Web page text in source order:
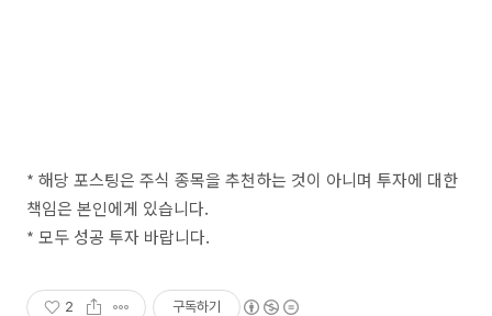
* 해당 포스팅은 주식 종목을 추천하는 것이 아니며 투자에 대한
책임은 본인에게 있습니다.
* 모두 성공 투자 바랍니다.
2 구독하기